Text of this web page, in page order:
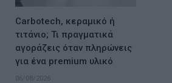
Carbotech, κεραμικό ή
τιτάνιο; Τι πραγματικά
αγοράζεις όταν πληρώνεις
για ένα premium υλικό
06/08/2026